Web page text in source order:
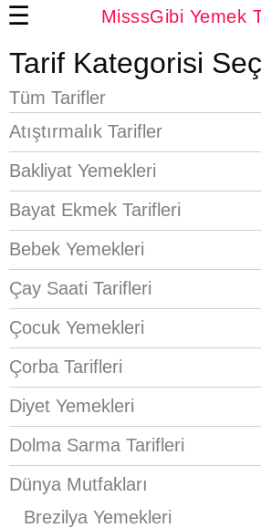
MisssGibi Yemek
☰
Tarif Kategorisi
Tüm Tarifler
Atıştırmalık Tarifler
Bakliyat Yemekleri
Bayat Ekmek Tarifleri
Bebek Yemekleri
Çay Saati Tarifleri
Çocuk Yemekleri
Çorba Tarifleri
Diyet Yemekleri
Dolma Sarma Tarifleri
Dünya Mutfakları
Brezilya Yemekleri